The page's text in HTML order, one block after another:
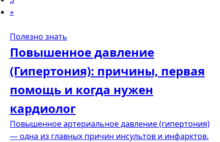
»
Полезно знать
Повышенное давление
(Гипертония): причины, первая
помощь и когда нужен
кардиолог
Повышенное артериальное давление (гипертония)
— одна из главных причин инсультов и инфарктов.